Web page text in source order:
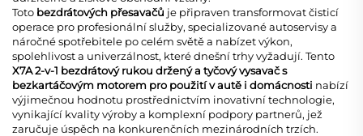
Toto bezdrátových přesavačů je připraven transformovat čisticí
operace pro profesionální služby, specializované autoservisy a
náročné spotřebitele po celém světě a nabízet výkon,
spolehlivost a univerzálnost, které dnešní trhy vyžadují. Tento
X7A 2-v-1 bezdrátový rukou držený a tyčový vysavač s
bezkartáčovým motorem pro použití v autě i domácnosti nabízí
výjimečnou hodnotu prostřednictvím inovativní technologie,
vynikající kvality výroby a komplexní podpory partnerů, jež
zaručuje úspěch na konkurenčních mezinárodních trzích.